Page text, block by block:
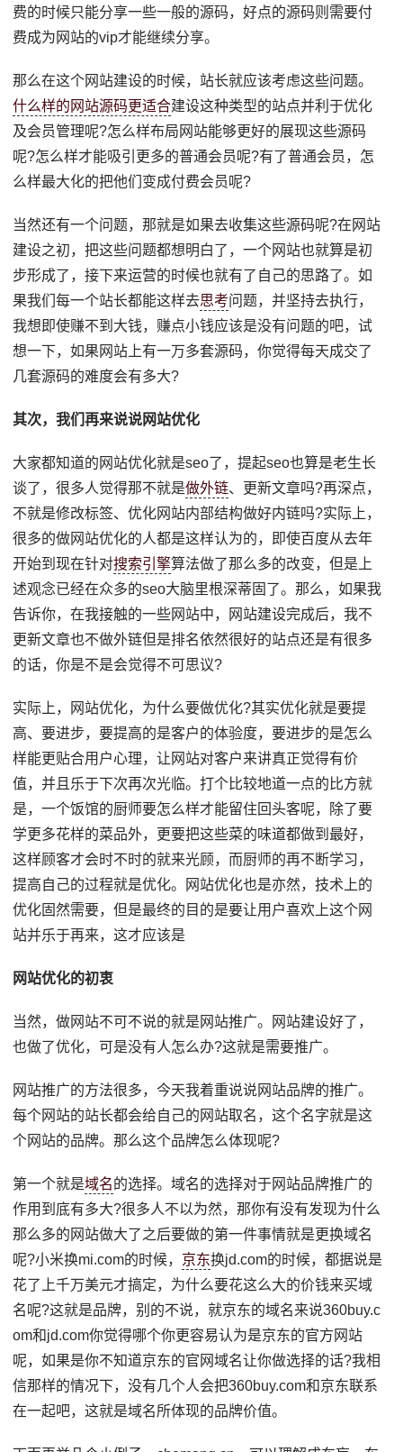
费的时候只能分享一些一般的源码，好点的源码则需要付
费成为网站的vip才能继续分享。
那么在这个网站建设的时候，站长就应该考虑这些问题。
什么样的网站源码更适合建设这种类型的站点并利于优化
及会员管理呢?怎么样布局网站能够更好的展现这些源码
呢?怎么样才能吸引更多的普通会员呢?有了普通会员，怎
么样最大化的把他们变成付费会员呢?
当然还有一个问题，那就是如果去收集这些源码呢?在网站
建设之初，把这些问题都想明白了，一个网站也就算是初
步形成了，接下来运营的时候也就有了自己的思路了。如
果我们每一个站长都能这样去思考问题，并坚持去执行，
我想即使赚不到大钱，赚点小钱应该是没有问题的吧，试
想一下，如果网站上有一万多套源码，你觉得每天成交了
几套源码的难度会有多大?
其次，我们再来说说网站优化
大家都知道的网站优化就是seo了，提起seo也算是老生长
谈了，很多人觉得那不就是做外链、更新文章吗?再深点，
不就是修改标签、优化网站内部结构做好内链吗?实际上，
很多的做网站优化的人都是这样认为的，即使百度从去年
开始到现在针对搜索引擎算法做了那么多的改变，但是上
述观念已经在众多的seo大脑里根深蒂固了。那么，如果我
告诉你，在我接触的一些网站中，网站建设完成后，我不
更新文章也不做外链但是排名依然很好的站点还是有很多
的话，你是不是会觉得不可思议?
实际上，网站优化，为什么要做优化?其实优化就是要提
高、要进步，要提高的是客户的体验度，要进步的是怎么
样能更贴合用户心理，让网站对客户来讲真正觉得有价
值，并且乐于下次再次光临。打个比较地道一点的比方就
是，一个饭馆的厨师要怎么样才能留住回头客呢，除了要
学更多花样的菜品外，更要把这些菜的味道都做到最好，
这样顾客才会时不时的就来光顾，而厨师的再不断学习，
提高自己的过程就是优化。网站优化也是亦然，技术上的
优化固然需要，但是最终的目的是要让用户喜欢上这个网
站并乐于再来，这才应该是
网站优化的初衷
当然，做网站不可不说的就是网站推广。网站建设好了，
也做了优化，可是没有人怎么办?这就是需要推广。
网站推广的方法很多，今天我着重说说网站品牌的推广。
每个网站的站长都会给自己的网站取名，这个名字就是这
个网站的品牌。那么这个品牌怎么体现呢?
第一个就是域名的选择。域名的选择对于网站品牌推广的
作用到底有多大?很多人不以为然，那你有没有发现为什么
那么多的网站做大了之后要做的第一件事情就是更换域名
呢?小米换mi.com的时候， 京东换jd.com的时候，都据说是
花了上千万美元才搞定，为什么要花这么大的价钱来买域
名呢?这就是品牌，别的不说，就京东的域名来说360buy.c
om和jd.com你觉得哪个你更容易认为是京东的官方网站
呢，如果是你不知道京东的官网域名让你做选择的话?我相
信那样的情况下，没有几个人会把360buy.com和京东联系
在一起吧，这就是域名所体现的品牌价值。